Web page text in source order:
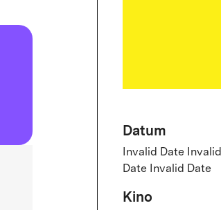
Datum
Invalid Date Invalid
Date Invalid Date
Kino